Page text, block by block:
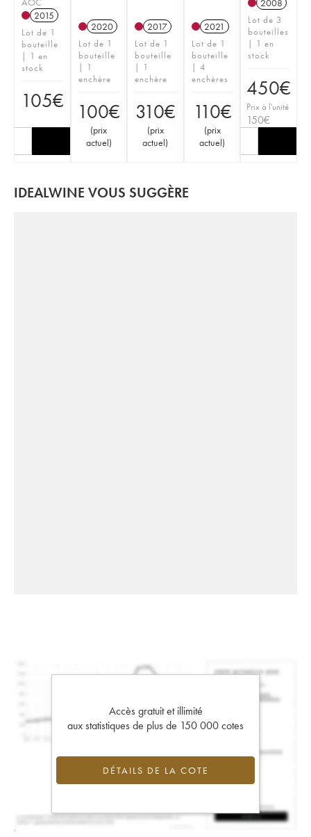
2015
Lot de 1
bouteille
| 1 en
stock
105€
2020
Lot de 1
bouteille
| 1
enchère
100€
(prix
actuel)
2017
Lot de 1
bouteille
| 1
enchère
310€
(prix
actuel)
2021
Lot de 1
bouteille
| 4
enchères
110€
(prix
actuel)
2008
Lot de 3
bouteilles
| 1 en
stock
450€
Prix à l'unité
150€
IDEALWINE VOUS SUGGÈRE
Accès gratuit et illimité
aux statistiques de plus de 150 000 cotes
DÉTAILS DE LA COTE